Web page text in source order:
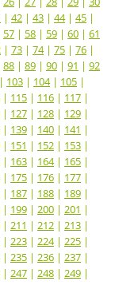
| 42 | 43 | 44| 45 |
57 | 58 | 59 | 60 | 61
| 73 | 74| 75 | 76 |
88 | 89 | 90 | 91 | 92
| 103 | 104| 105 |
| 115 | 116 | 117 |
| 127 | 128 | 129 |
| 139 | 140 | 141 |
| 151 | 152 | 153 |
| 163 | 164| 165 |
| 175 | 176 | 177 |
| 187 | 188 | 189 |
| 199 | 200 | 201 |
| 211 | 212 | 213 |
| 223 | 224| 225 |
| 235 | 236 | 237 |
| 247 | 248 | 249 |